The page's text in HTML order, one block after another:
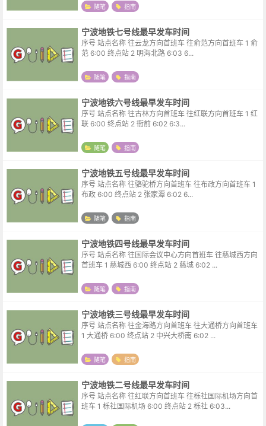
随笔 指南
宁波地铁七号线最早发车时间
序号 站点名称 往云龙方向首班车 往俞范方向首班车 1 俞
范 6:00 终点站 2 明海北路 6:03 6...
随笔 指南
宁波地铁六号线最早发车时间
序号 站点名称 往古林方向首班车 往红联方向首班车 1 红
联 6:00 终点站 2 衙前 6:02 6:3...
随笔 指南
宁波地铁五号线最早发车时间
序号 站点名称 往骆驼桥方向首班车 往布政方向首班车 1
布政 6:00 终点站 2 张家潭 6:02 6...
随笔 指南
宁波地铁四号线最早发车时间
序号 站点名称 往国际会议中心方向首班车 往慈城西方向
首班车 1 慈城西 6:00 终点站 2 慈城 6:02 ...
随笔 指南
宁波地铁三号线最早发车时间
序号 站点名称 往金海路方向首班车 往大通桥方向首班车
1 大通桥 6:00 终点站 2 中兴大桥南 6:02 ...
随笔 指南
宁波地铁二号线最早发车时间
序号 站点名称 往红联方向首班车 往栎社国际机场方向首
班车 1 栎社国际机场 6:00 终点站 2 栎社 6:03...